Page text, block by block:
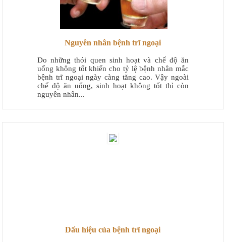
Nguyên nhân bệnh trĩ ngoại
Do những thói quen sinh hoạt và chế độ ăn
uống không tốt khiến cho tỷ lệ bệnh nhân mắc
bệnh trĩ ngoại ngày càng tăng cao. Vậy ngoài
chế độ ăn uống, sinh hoạt không tốt thì còn
nguyên nhân...
Dấu hiệu của bệnh trĩ ngoại